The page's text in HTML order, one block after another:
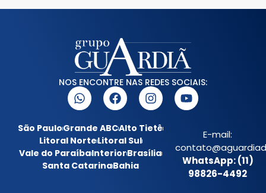
NOS ENCONTRE NAS REDES SOCIAIS:
São PauloGrande ABCAlto Tietê
Litoral NorteLitoral Sul
Vale do ParaíbaInteriorBrasília
Santa CatarinaBahia
E-mail:
WhatsApp: (11)
98826-4492